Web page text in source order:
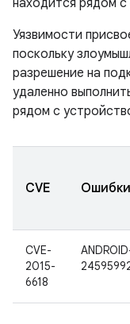
находится рядом
Уязвимости
поскольку
разрешение на
удаленно
рядом с
CVE Ошибки
CVE-
2015-
6618